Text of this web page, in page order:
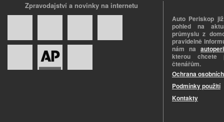
Zpravodajství a novinky na internetu
Auto Periskop
pohled na
průmyslu z
pravidelně
nám na
kterou chcete
čtenářům.
Ochrana
Podmínky použití
Kontakty